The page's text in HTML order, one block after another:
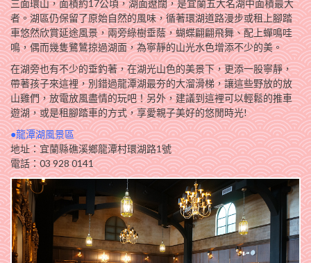
三面環山，面積約17公頃，湖面遼闊，是宜蘭五大名湖中面積最大
者。湖區仍保留了原始自然的風味，循著環湖道路漫步或租上腳踏
車悠然欣賞延途風景，兩旁綠樹垂蔭，蝴蝶翩翩飛舞、配上蟬鳴哇
鳴，偶而幾隻鷺鷥掠過湖面，為寧靜的山光水色增添不少的美。
在湖旁也有不少的垂釣著，在湖光山色的美景下，更添一股寧靜，
帶著孩子來這裡，別錯過龍潭湖最夯的大溜滑梯，讓這些野放的放
山雞們，放電放風盡情的玩吧！另外，建議到這裡可以輕鬆的推車
遊湖，或是租腳踏車的方式，享愛親子美好的悠閒時光!
●龍潭湖風景區
地址：宜蘭縣礁溪鄉龍潭村環湖路1號
電話：03 928 0141